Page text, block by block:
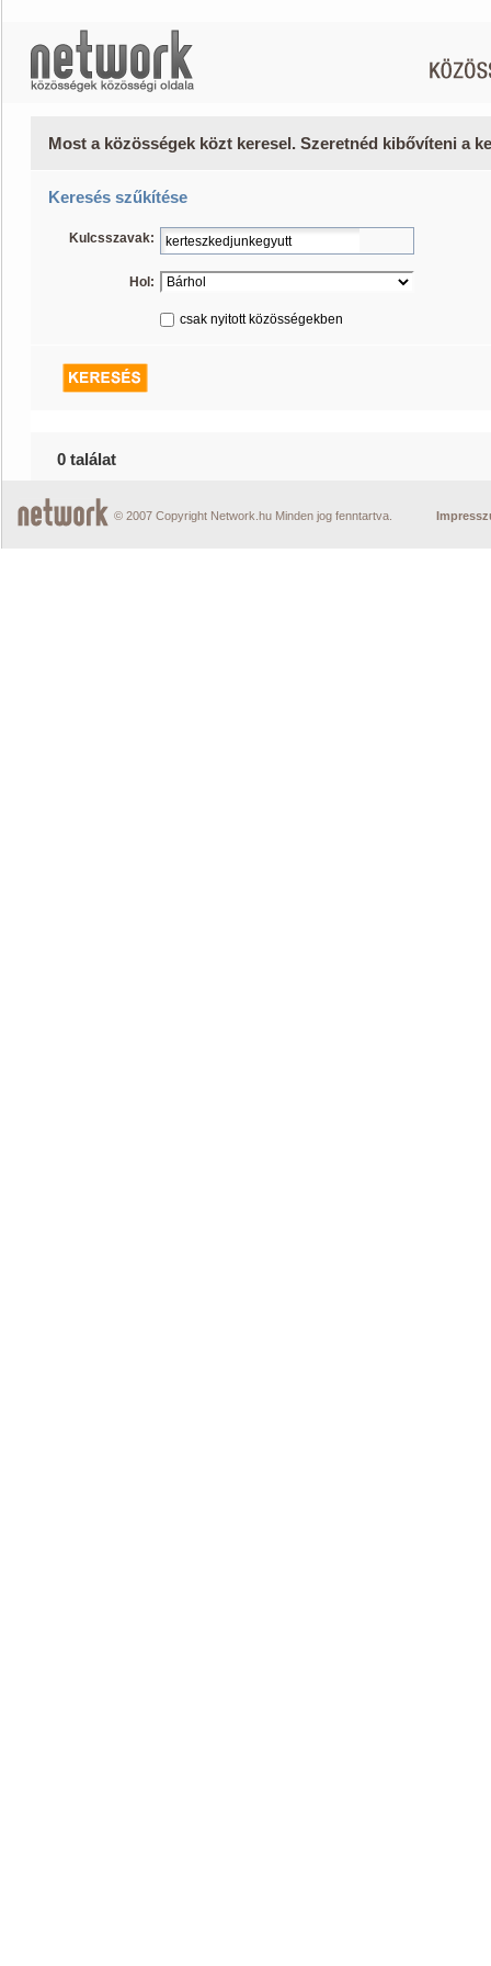
Most a közösségek közt keresel. Szeretnéd kibővíteni a
Keresés szűkítése
Kulcsszavak:
Hol:
csak nyitott közösségekben
0 találat
© 2007 Copyright Network.hu Minden jog fenntartva.